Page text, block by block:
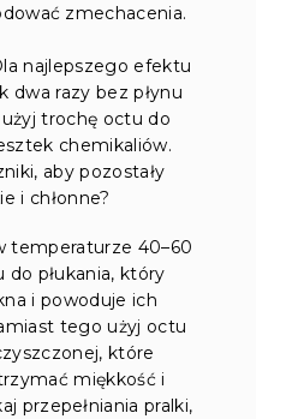
zmechacenia.
najlepszego efektu
dwa razy bez płynu
użyj trochę octu do
chemikaliów.
aby pozostały
i chłonne?
temperaturze 40–60
do płukania, który
i powoduje ich
tego użyj octu
które
miękkość i
przepełniania pralki,